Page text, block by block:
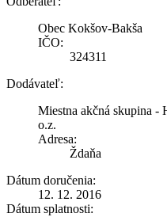
Obec Kokšov-Bakša
IČO:
324311
Dodávateľ:
Miestna akčná skupina
o.z.
Adresa:
Ždaňa
Dátum doručenia:
12. 12. 2016
Dátum splatnosti: